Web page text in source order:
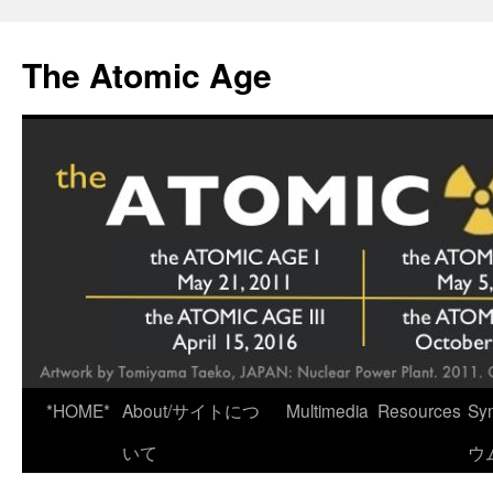
content
The Atomic Age
*HOME* About/サイトにつ
いて
Multimedia Resources
ウ